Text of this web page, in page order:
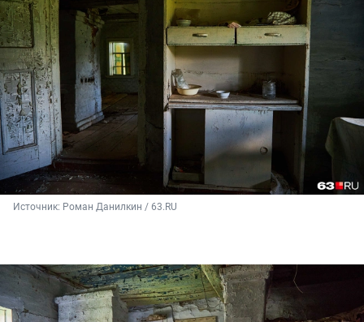
Источник: Роман Данилкин / 63.RU